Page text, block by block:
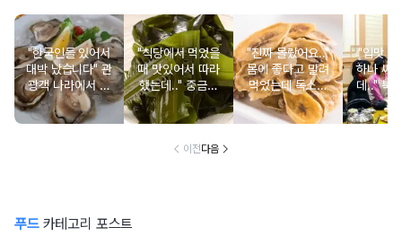
"한국인들 있어서
대박 났습니다" 관
광객 나라에서 남
녀노소 보양식처
럼 먹는 음식
"식당에서 먹었을
때 맛있어서 따라
했는데.." 중금속
싹 다 빠질 줄 몰
랐어요
"진짜 몰랐어요.."
몸에 좋다고 말려
먹었는데 독소를
먹고 있었던 의외
의 음식
"입맛 없
하나 싸
데.." 북
외로 안
건
이전다음
푸드카테고리 포스트